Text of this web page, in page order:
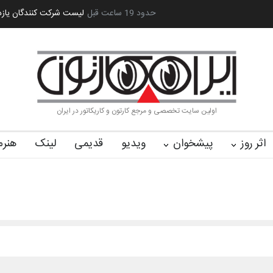
لیست شرکت کنندگان آغاز دوره‌های تخصصی فصل تابستان 1405 خانه کا…حدود 19 ساعت قبل
اولین سایت تخصصی و مرجع کارتون و کاریکاتور در ایران
اثر روز پیشخوان ویدیو قدیمی لینک